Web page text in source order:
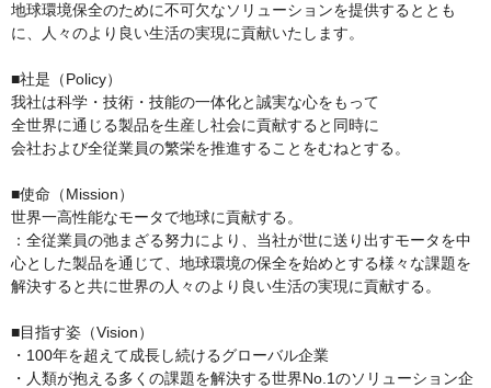
地球環境保全のために不可欠なソリューションを提供するととも
に、人々のより良い生活の実現に貢献いたします。
■社是（Policy）
我社は科学・技術・技能の一体化と誠実な心をもって
全世界に通じる製品を生産し社会に貢献すると同時に
会社および全従業員の繁栄を推進することをむねとする。
■使命（Mission）
世界一高性能なモータで地球に貢献する。
：全従業員の弛まざる努力により、当社が世に送り出すモータを中
心とした製品を通じて、地球環境の保全を始めとする様々な課題を
解決すると共に世界の人々のより良い生活の実現に貢献する。
■目指す姿（Vision）
・100年を超えて成長し続けるグローバル企業
・人類が抱える多くの課題を解決する世界No.1のソリューション企